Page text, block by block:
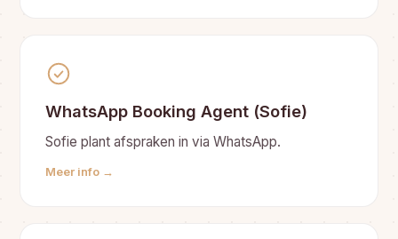
WhatsApp Booking Agent (Sofie)
Sofie plant afspraken in via WhatsApp.
Meer info →